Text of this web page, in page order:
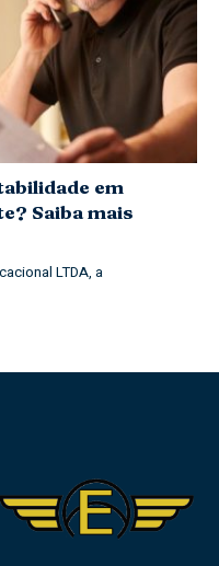
em
Saiba mais
LTDA, a